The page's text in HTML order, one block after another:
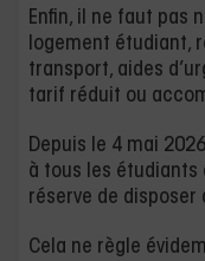
Enfin, il ne faut pas
logement étudiant,
transport, aides
tarif réduit ou
Depuis le 4 mai
à tous les étudiants
réserve de disposer
Cela ne règle